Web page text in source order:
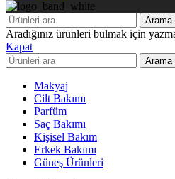
Arama
Aradığınız ürünleri bulmak için
Kapat
Arama
Makyaj
Cilt Bakımı
Parfüm
Saç Bakımı
Kişisel Bakım
Erkek Bakımı
Güneş Ürünleri